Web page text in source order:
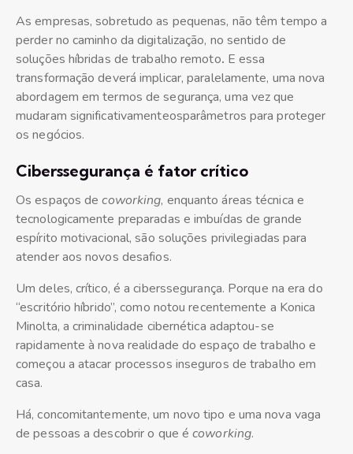
As empresas, sobretudo as pequenas, não têm tempo a
perder no caminho da digitalização, no sentido de
soluções híbridas de trabalho remoto. E essa
transformação deverá implicar, paralelamente, uma nova
abordagem em termos de segurança, uma vez que
mudaram significativamenteosparâmetros para proteger
os negócios.
Ciberssegurança é fator crítico
Os espaços decoworking, enquanto áreas técnica e
tecnologicamente preparadas e imbuídas de grande
espírito motivacional, são soluções privilegiadas para
atender aos novos desafios.
Um deles, crítico, é a ciberssegurança. Porque na era do
“escritório híbrido”, como notou recentemente a Konica
Minolta, a criminalidade cibernética adaptou-se
rapidamente à nova realidade do espaço de trabalho e
começou a atacar processos inseguros de trabalho em
casa.
Há, concomitantemente, um novo tipo e uma nova vaga
de pessoas a descobrir o que écoworking.